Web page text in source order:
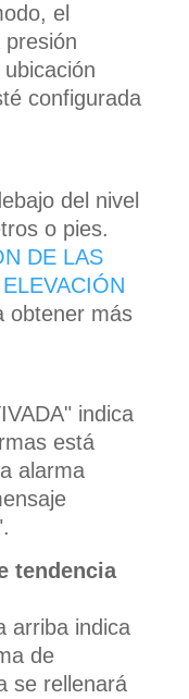
el
configurada
del nivel
o pies.
DE LAS
obtener más
indica
está
alarma
tendencia
arriba indica
de
se rellenará